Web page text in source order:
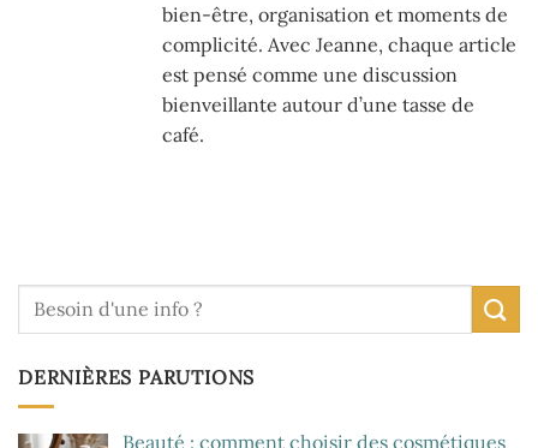
bien-être, organisation et moments de
complicité. Avec Jeanne, chaque article
est pensé comme une discussion
bienveillante autour d’une tasse de
café.
DERNIÈRES PARUTIONS
Beauté : comment choisir des cosmétiques